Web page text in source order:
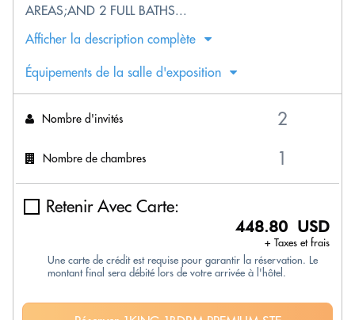
AREAS;AND 2 FULL BATHS...
Afficher la description complète
Équipements de la salle d'exposition
Nombre d'invités
Nombre de chambres
Retenir Avec Carte:
448.80 USD
+ Taxes et frais
Une carte de crédit est requise pour garantir la réservation. Le
montant final sera débité lors de votre arrivée à l'hôtel.